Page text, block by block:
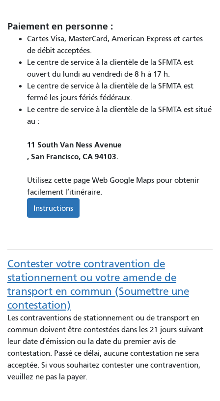
Paiement en personne :
Cartes Visa, MasterCard, American Express et cartes
de débit acceptées.
Le centre de service à la clientèle de la SFMTA est
ouvert du lundi au vendredi de 8 h à 17 h.
Le centre de service à la clientèle de la SFMTA est
fermé les jours fériés fédéraux.
Le centre de service à la clientèle de la SFMTA est situé
au :
11 South Van Ness Avenue
, San Francisco, CA 94103.
Utilisez cette page Web Google Maps pour obtenir
facilement l’itinéraire.
Instructions
Contester votre contravention de
stationnement ou votre amende de
transport en commun (Soumettre une
contestation)
Les contraventions de stationnement ou de transport en
commun doivent être contestées dans les 21 jours suivant
leur date d'émission ou la date du premier avis de
contestation. Passé ce délai, aucune contestation ne sera
acceptée. Si vous souhaitez contester une contravention,
veuillez ne pas la payer.